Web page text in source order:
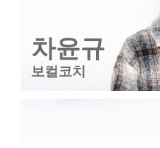
차윤규
보컬코치